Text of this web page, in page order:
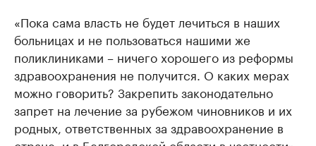
«Пока сама власть не будет лечиться в наших
больницах и не пользоваться нашими же
поликлиниками – ничего хорошего из реформы
здравоохранения не получится. О каких мерах
можно говорить? Закрепить законодательно
запрет на лечение за рубежом чиновников и их
родных, ответственных за здравоохранение в